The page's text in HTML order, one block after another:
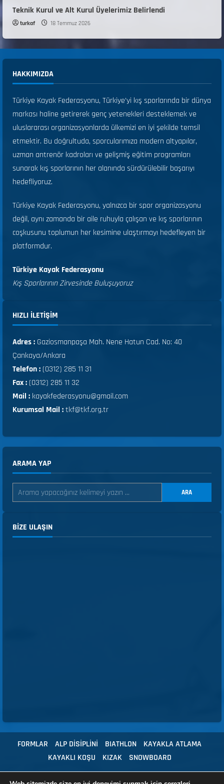
Teknik Kurul ve Alt Kurul Üyelerimiz Belirlendi
turkaf 18 Temmuz 2026
HAKKIMIZDA
Türkiye Kayak Federasyonu, Türkiye’yi kış sporlarında bir dünya
markası haline getirerek genç yetenekleri desteklemek ve
uluslararası organizasyonlarda ülkemizi en iyi şekilde temsil
etmektir. Bu doğrultuda, sporcularımıza modern altyapılar,
uzman antrenör kadroları ve gelişmiş eğitim programları
sunarak kış sporlarının her alanında sürdürülebilir başarıyı
hedefliyoruz.
Türkiye Kayak Federasyonu, yalnızca bir spor organizasyonu
değil, aynı zamanda bir aile ruhuyla çalışan ve kış sporlarının
coşkusunu toplumun her kesimine ulaştırmayı hedefleyen bir
platformdur.
Türkiye Kayak Federasyonu
Kış Sporlarının Zirvesinde Buluşuyoruz
HIZLI ILETIŞIM
Adres : Gaziosmanpaşa Mah. Nene Hatun Cad. No: 40
Çankaya/Ankara
Telefon :(0312) 285 11 31
Fax :(0312) 285 11 32
Mail : kayakfederasyonu@gmail.com
Kurumsal Mail :tkf@tkf.org.tr
ARAMA YAP
ARA
BIZE ULAŞIN
FORMLAR ALP DİSİPLİNİ BIATHLON
KAYAKLA ATLAMA
KAYAKLI KOŞU
KIZAK SNOWBOARD